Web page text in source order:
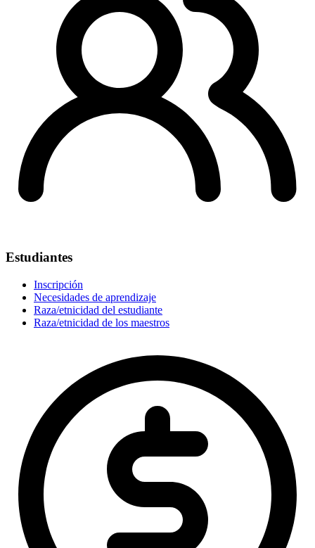
Estudiantes
Inscripción
Necesidades de aprendizaje
Raza/etnicidad del estudiante
Raza/etnicidad de los maestros